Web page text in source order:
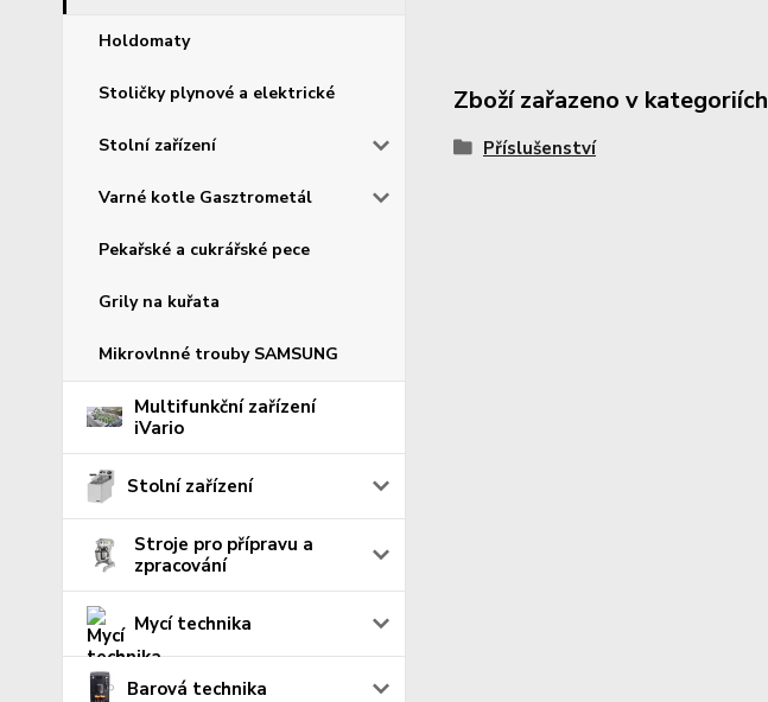
Holdomaty
Stoličky plynové a elektrické
Stolní zařízení
Varné kotle Gasztrometál
Pekařské a cukrářské pece
Grily na kuřata
Mikrovlnné trouby SAMSUNG
Multifunkční zařízení
iVario
Stolní zařízení
Stroje pro přípravu a
zpracování
Mycí technika
Barová technika
Zboží zařazeno v kategoriích
Příslušenství